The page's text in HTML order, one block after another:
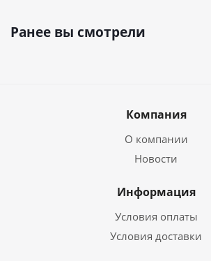
Ранее вы смотрели
Компания
О компании
Новости
Информация
Условия оплаты
Условия доставки